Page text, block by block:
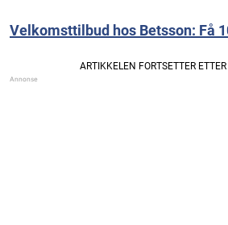
Velkomsttilbud hos Betsson: Få